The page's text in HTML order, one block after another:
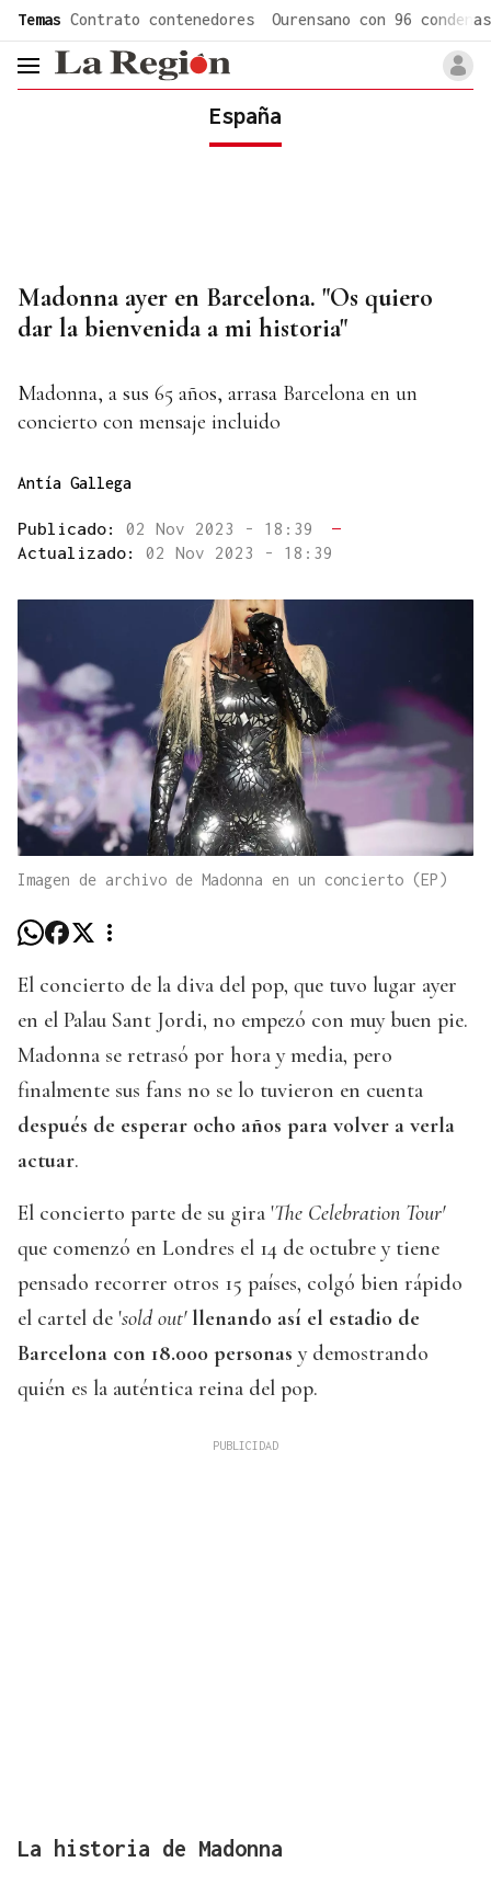
Temas Contrato contenedores Ourensano con 96 condenas
header.menu.open
España
Madonna ayer en Barcelona. "Os quiero
dar la bienvenida a mi historia"
Madonna, a sus 65 años, arrasa Barcelona en un
concierto con mensaje incluido
Antía Gallega
Publicado: 02 Nov 2023 - 18:39
—
Actualizado: 02 Nov 2023 - 18:39
Imagen de archivo de Madonna en un concierto (EP)
El concierto de la diva del pop, que tuvo lugar ayer
en el Palau Sant Jordi, no empezó con muy buen pie.
Madonna se retrasó por hora y media, pero
finalmente sus fans no se lo tuvieron en cuenta
después de esperar ocho años para volver a verla
actuar.
El concierto parte de su gira 'The Celebration Tour'
que comenzó en Londres el 14 de octubre y tiene
pensado recorrer otros 15 países, colgó bien rápido
el cartel de 'sold out' llenando así el estadio de
Barcelona con 18.000 personas y demostrando
quién es la auténtica reina del pop.
La historia de Madonna